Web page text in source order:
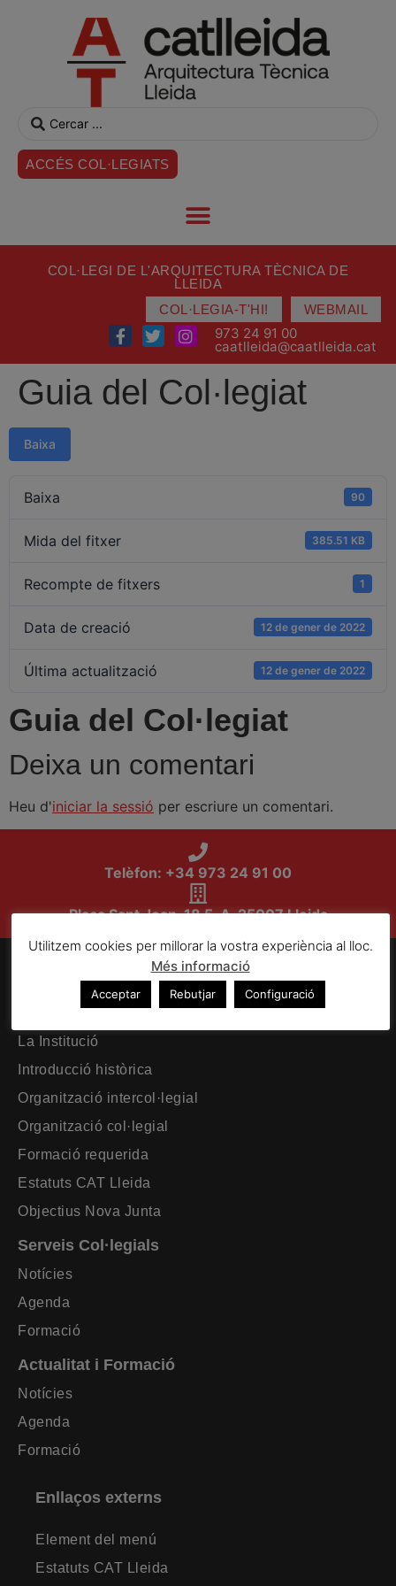
ACCÉS COL·LEGIATS
COL·LEGI DE L'ARQUITECTURA TÈCNICA DE
LLEIDA
COL·LEGIA-T'HI!
WEBMAIL
973 24 91 00
caatlleida@caatlleida.cat
Guia del Col·legiat
Baixa
Baixa 90
Mida del fitxer 385.51 KB
Recompte de fitxers 1
Data de creació 12 de gener de 2022
Última actualització 12 de gener de 2022
Guia del Col·legiat
Deixa un comentari
Heu d'iniciar la sessió per escriure un comentari.
Telèfon: +34 973 24 91 00
Plaça Sant Joan, 18 5-A. 25007 Lleida
Pàgina principal
La Institució
Introducció històrica
Organització intercol·legial
Organització col·legial
Formació requerida
Estatuts CAT Lleida
Objectius Nova Junta
Serveis Col·legials
Notícies
Agenda
Formació
Actualitat i Formació
Notícies
Agenda
Formació
Enllaços externs
Element del menú
Estatuts CAT Lleida
Utilitzem cookies per millorar la vostra experiència al lloc.
Més informació
Acceptar Rebutjar Configuració